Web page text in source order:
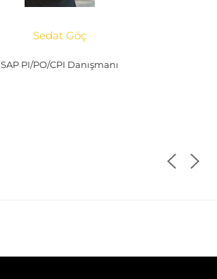
Sedat Göç
SAP PI/PO/CPI Danışmanı